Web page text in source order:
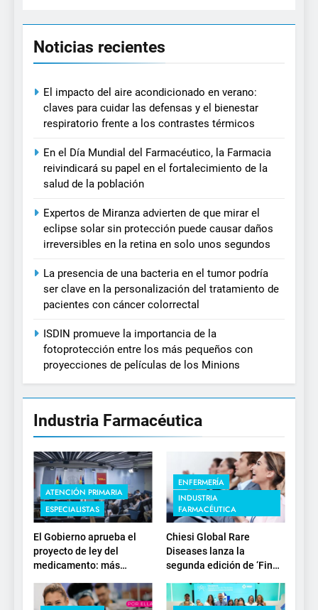
Noticias recientes
El impacto del aire acondicionado en verano:
claves para cuidar las defensas y el bienestar
respiratorio frente a los contrastes térmicos
En el Día Mundial del Farmacéutico, la Farmacia
reivindicará su papel en el fortalecimiento de la
salud de la población
Expertos de Miranza advierten de que mirar el
eclipse solar sin protección puede causar daños
irreversibles en la retina en solo unos segundos
La presencia de una bacteria en el tumor podría
ser clave en la personalización del tratamiento de
pacientes con cáncer colorrectal
ISDIN promueve la importancia de la
fotoprotección entre los más pequeños con
proyecciones de películas de los Minions
Industria Farmacéutica
ATENCIÓN PRIMARIA
ESPECIALISTAS
El Gobierno aprueba el
proyecto de ley del
medicamento: más
sostenibilidad, autonomía
estratégica y
ENFERMERÍA
INDUSTRIA
FARMACÉUTICA
Chiesi Global Rare
Diseases lanza la
segunda edición de ‘Find
For Rare’ para impulsar la
investigación en